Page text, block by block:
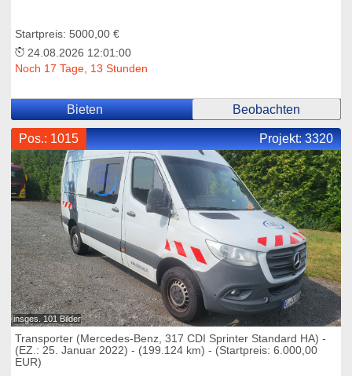
Startpreis: 5000,00 €
24.08.2026 12:01:00
Noch 17 Tage, 13 Stunden
Bieten Beobachten
Pos.: 1015 Projekt:3320
insges. 101 Bilder
Transporter (Mercedes-Benz, 317 CDI Sprinter Standard HA) -
(EZ.: 25. Januar 2022) - (199.124 km) - (Startpreis: 6.000,00
EUR)